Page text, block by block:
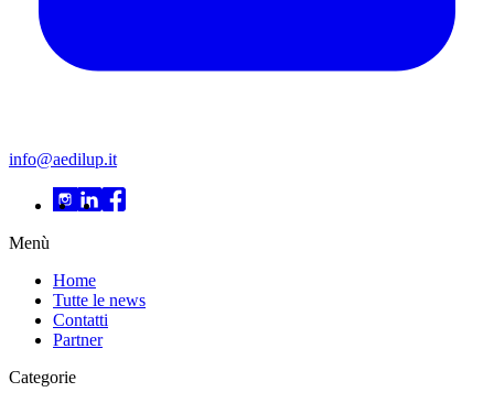
info@aedilup.it
Menù
Home
Tutte le news
Contatti
Partner
Categorie